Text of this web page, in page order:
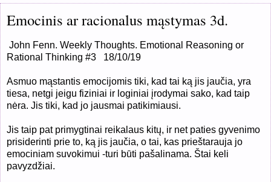
Emocinis ar racionalus mąstymas 3d.
John Fenn. Weekly Thoughts. Emotional Reasoning or
Rational Thinking #3 18/10/19
Asmuo mąstantis emocijomis tiki, kad tai ką jis jaučia, yra
tiesa, netgi jeigu fiziniai ir loginiai įrodymai sako, kad taip
nėra. Jis tiki, kad jo jausmai patikimiausi.
Jis taip pat primygtinai reikalaus kitų, ir net paties gyvenimo
prisiderinti prie to, ką jis jaučia, o tai, kas prieštarauja jo
emociniam suvokimui -turi būti pašalinama. Štai keli
pavyzdžiai.